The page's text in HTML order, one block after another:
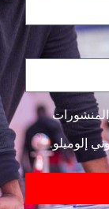
إلوميلو.